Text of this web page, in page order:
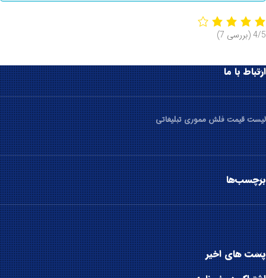
4/5(بررسی 7)
ارتباط با ما
لیست قیمت فلش مموری تبلیغاتی
برچسب‌ها
پست های اخیر